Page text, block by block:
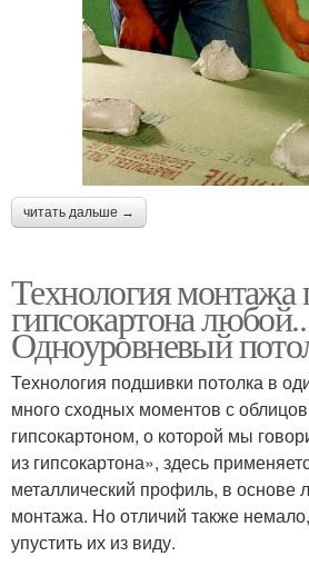
читать дальше →
Технология монтажа
гипсокартона любой..
Одноуровневый
Технология подшивки потолка в
много сходных моментов с
гипсокартоном, о которой мы
из гипсокартона», здесь
металлический профиль, в основе
монтажа. Но отличий также
упустить их из виду.